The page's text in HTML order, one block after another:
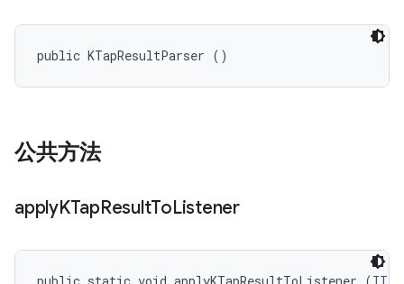
public KTapResultParser ()
公共方法
applyKTapResultToListener